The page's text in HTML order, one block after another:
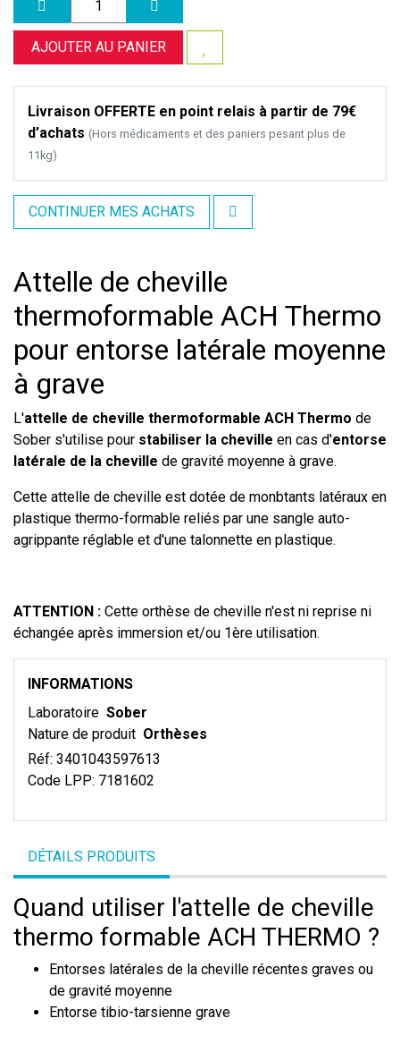
AJOUTER AU PANIER
Livraison OFFERTE en point relais à partir de 79€
d’achats (Hors médicaments et des paniers pesant plus de
11kg)
CONTINUER MES ACHATS
Attelle de cheville
thermoformable ACH Thermo
pour entorse latérale moyenne
à grave
L'attelle de cheville thermoformable ACH Thermo de
Sober s'utilise pour stabiliser la cheville en cas d'entorse
latérale de la cheville de gravité moyenne à grave.
Cette attelle de cheville est dotée de monbtants latéraux en
plastique thermo-formable reliés par une sangle auto-
agrippante réglable et d'une talonnette en plastique.
ATTENTION : Cette orthèse de cheville n'est ni reprise ni
échangée après immersion et/ou 1ère utilisation.
INFORMATIONS
Laboratoire Sober
Nature de produit Orthèses
Réf: 3401043597613
Code LPP: 7181602
DÉTAILS PRODUITS
Quand utiliser l'attelle de cheville
thermo formable ACH THERMO ?
Entorses latérales de la cheville récentes graves ou
de gravité moyenne
Entorse tibio-tarsienne grave